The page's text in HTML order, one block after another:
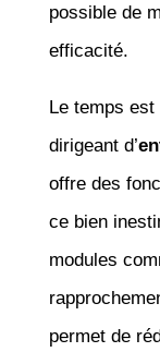
possible de
efficacité.
Le temps
dirigeant d’
offre des
ce bien
modules
permet de